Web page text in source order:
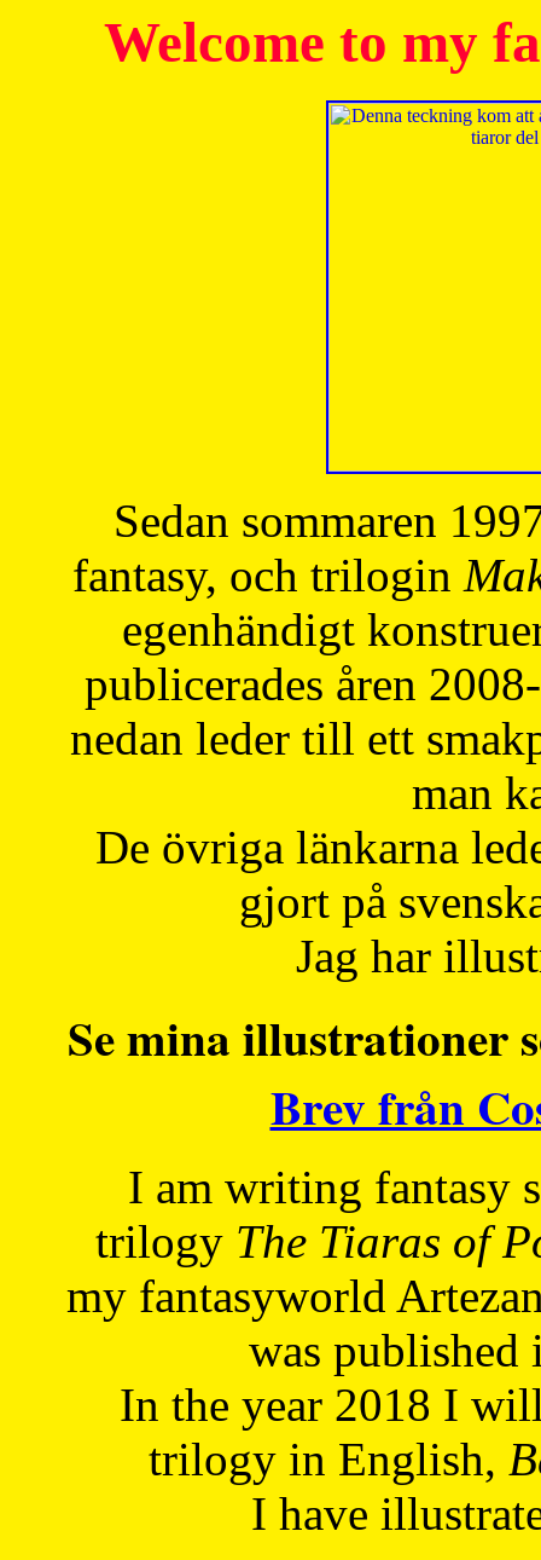
Welcome to my
Sedan sommaren
fantasy, och trilogin
egenhändigt
publicerades åren
nedan leder till ett
man
De övriga länkarna
gjort på
Jag har
Se mina illustrationer
Brev från
I am writing fantasy
trilogy The Tiaras of
my fantasyworld
was published
In the year 2018 I
trilogy in English,
I have